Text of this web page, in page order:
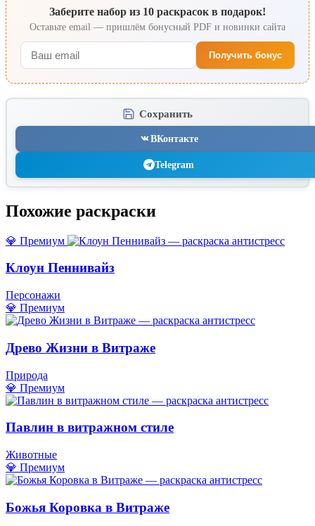
Заберите набор из 10 раскрасок в подарок!
Оставьте email — пришлём бонусный PDF и новинки сайта
Получить бонус
Сохранить
ВКонтакте
Telegram
Похожие раскраски
💎 Премиум
Клоун Пеннивайз
Персонажи
💎 Премиум
Древо Жизни в Витраже
Природа
💎 Премиум
Павлин в витражном стиле
Животные
💎 Премиум
Божья Коровка в Витраже